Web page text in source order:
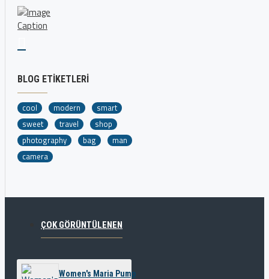
BLOG ETIKETLERI
cool modern
smart
sweet
travel
shop
photography
bag
man
camera
ÇOK GÖRÜNTÜLENEN
Women's Maria Pump